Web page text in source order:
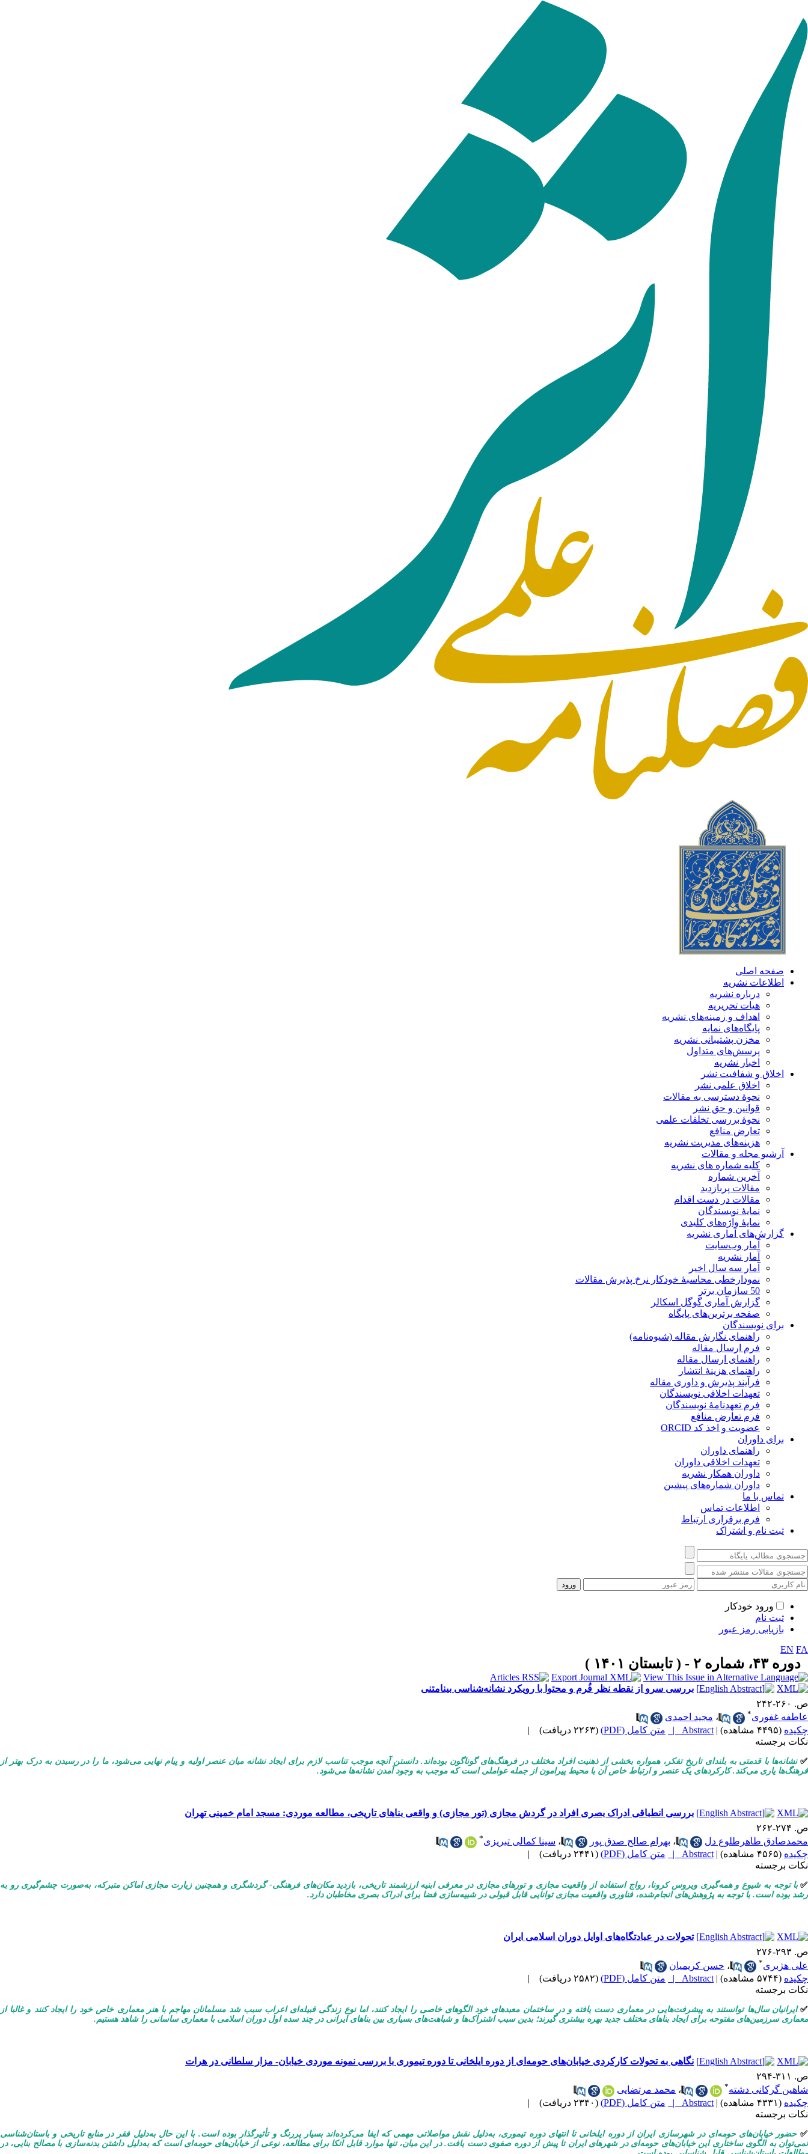
صفحه اصلی
اطلاعات نشریه
درباره نشریه
هیات تحریریه
اهداف و زمینه‌های نشریه
پایگاه‌های نمایه
مخزن پشتیبانی نشریه
پرسش‌های متداول
اخبار نشریه
اخلاق و شفافیت نشر
اخلاق علمی نشر
نحوۀ دسترسی به مقالات
قوانین و حق نشر
نحوۀ بررسی تخلفات علمی
تعارض منافع
هزینه‌های مدیریت نشریه
آرشیو مجله و مقالات
کلیه شماره های نشریه
آخرین شماره
مقالات پربازدید
مقالات در دست اقدام
نمایۀ نویسندگان
نمایۀ واژه‌های کلیدی
گزارش‌های آماری نشریه
آمار وب‌سایت
آمار نشریه
آمار سه سال اخیر
نمودارخطی محاسبۀ خودکار نرخ پذیرش مقالات
50 سازمان برتر
گزارش آماری گوگل اسکالر
صفحه برترین‌های پایگاه
برای نویسندگان
راهنمای نگارش مقاله (شیوه‌نامه)
فرم ارسال مقاله
راهنمای ارسال مقاله
راهنمای هزینۀ انتشار
فرآیند پذیرش و داوری مقاله
تعهدات اخلاقی نویسندگان
فرم تعهدنامۀ نویسندگان
فرم تعارض منافع
عضویت و اخذ کد ORCID
برای داوران
راهنمای داوران
تعهدات اخلاقی داوران
داوران همکار نشریه
داوران شماره‌‌های پیشین
تماس با ما
اطلاعات تماس
فرم برقراری ارتباط
ثبت نام و اشتراک
ورود خودکار
ثبت نام
بازیابی رمز عبور
EN FA
دوره ۴۳، شماره ۲ - ( تابستان ۱۴۰۱ )
بررسی سرو از نقطه نظر فُرم و محتوا با رویکرد نشانه‌شناسی بینامتنی
ص. ۲۶۰-۲۴۲
عاطفه غفوری* ، مجید احمدی
چکیده (۴۴۹۵ مشاهده) |
Abstract | متن کامل (PDF) (۲۲۶۳ دریافت)
|
نکات برجسته
✅نشانه‌ها با قدمتی به بلندای تاریخ تفکر، همواره بخشی از ذهنیت افراد مختلف در فرهنگ‌های گوناگون بوده‌اند. دانستن آنچه موجب تناسب لازم برای ایجاد نشانه میان عنصر اولیه و پیام نهایی می‌شود، ما را در رسیدن به درک بهتر از
فرهنگ‌ها یاری می‌کند. کارکردهای یک عنصر و ارتباط خاص آن با محیط پیرامون از جمله عواملی است که موجب به وجود آمدن نشانه‌ها می‌شود.
بررسی انطباقی ادراک بصری افراد در گردش مجازی (تور مجازی) و واقعی بناهای تاریخی، مطالعه موردی: مسجد امام خمینی تهران
ص. ۲۷۴-۲۶۲
محمدصادق طاهرطلوع‌ دل
، بهرام صالح‌ صدق‌ پور ، سینا کمالی تبریزی*
چکیده (۴۵۶۵ مشاهده) |
Abstract | متن کامل (PDF) (۲۴۴۱ دریافت)
|
نکات برجسته
✅با توجه به شیوع و همه‌گیری ویروس کرونا، رواج استفاده از واقعیت مجازی و تورهای مجازی در معرفی ابنیه ارزشمند تاریخی، بازدید مکان‌های فرهنگی- گردشگری و همچنین زیارت مجازی اماکن متبرکه، به‌صورت چشم‌گیری رو به
رشد بوده است. با توجه به پژوهش‌های انجام‌شده، فناوری واقعیت مجازی توانایی قابل قبولی در شبیه‌سازی فضا برای ادراک بصری مخاطبان دارد.
تحولات در عبادتگاه‌های اوایل دوران اسلامی ایران
ص. ۲۹۳-۲۷۶
علی هژبری* ، حسن کریمیان
چکیده (۵۷۴۴ مشاهده) |
Abstract | متن کامل (PDF) (۲۵۸۲ دریافت)
|
نکات برجسته
✅ایرانیان سال‌ها توانستند به پیشرفت‌هایی در معماری دست یافته و در ساختمان معبدهای خود الگوهای خاصی را ایجاد کنند، اما نوع زندگی قبیله‌ای اعراب سبب شد مسلمانان مهاجم با هنر معماری خاص خود را ایجاد کنند و غالبا از
معماری سرزمین‌های مفتوحه برای ایجاد بناهای مختلف جدید بهره بیشتری گیرند؛ بدین سبب اشتراک‌ها و شباهت‌های بسیاری بین بناهای ایرانی در چند سده اول دوران اسلامی با معماری ساسانی را شاهد هستیم.
نگاهی به تحولات کارکردی خیابان‌های حومه‌ای از دوره ایلخانی تا دوره تیموری با بررسی نمونه موردی خیابان- مزار سلطانی در هرات
ص. ۳۱۱-۲۹۴
شاهین گرکانی دشته* ، محمد مرتضایی
چکیده (۴۳۳۱ مشاهده) |
Abstract | متن کامل (PDF) (۲۳۴۰ دریافت)
|
نکات برجسته
✅حضور خیابان‌های حومه‌ای در شهرسازی ایران از دوره ایلخانی تا انتهای دوره تیموری، به‌دلیل نقش مواصلاتی مهمی که ایفا می‌کرده‌اند بسیار پررنگ و تأثیرگذار بوده است. با این حال به‌دلیل فقر در منابع تاریخی و باستان‌شناسی
نمی‌توان به الگوی ساختاری این خیابان‌های حومه‌ای در شهرهای ایران تا پیش از دوره صفوی دست یافت. در این میان، تنها موارد قابل اتکا برای مطالعه، نوعی از خیابان‌های حومه‌ای است که به‌دلیل داشتن بدنه‌سازی با مصالح بنایی، در